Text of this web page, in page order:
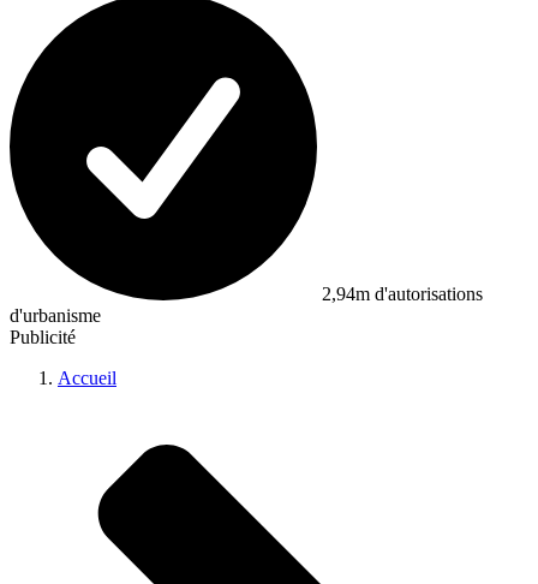
2,94m d'autorisations
d'urbanisme
Publicité
Accueil